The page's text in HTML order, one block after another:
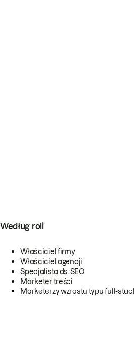
Według roli
Właściciel firmy
Właściciel agencji
Specjalista ds. SEO
Marketer treści
Marketerzy wzrostu typu full-